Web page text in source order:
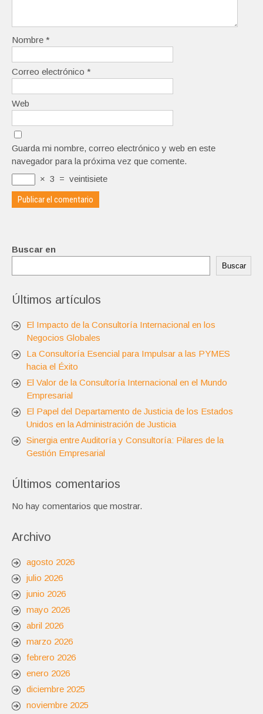
Nombre *
Correo electrónico *
Web
Guarda mi nombre, correo electrónico y web en este
navegador para la próxima vez que comente.
× 3 = veintisiete
Buscar en
Buscar
Últimos artículos
El Impacto de la Consultoría Internacional en los
Negocios Globales
La Consultoría Esencial para Impulsar a las PYMES
hacia el Éxito
El Valor de la Consultoría Internacional en el Mundo
Empresarial
El Papel del Departamento de Justicia de los Estados
Unidos en la Administración de Justicia
Sinergia entre Auditoría y Consultoría: Pilares de la
Gestión Empresarial
Últimos comentarios
No hay comentarios que mostrar.
Archivo
agosto 2026
julio 2026
junio 2026
mayo 2026
abril 2026
marzo 2026
febrero 2026
enero 2026
diciembre 2025
noviembre 2025